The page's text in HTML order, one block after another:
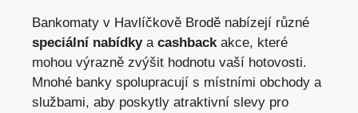
Bankomaty v Havlíčkově Brodě nabízejí různé
speciální nabídkya cashback akce, které
mohou výrazně zvýšit hodnotu vaší hotovosti.
Mnohé banky spolupracují s místními obchody a
službami, aby poskytly atraktivní slevy pro